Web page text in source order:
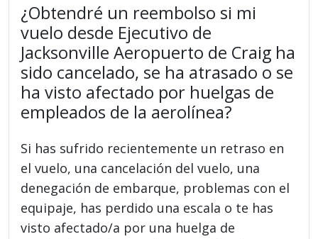
¿Obtendré un reembolso si mi
vuelo desde Ejecutivo de
Jacksonville Aeropuerto de Craig ha
sido cancelado, se ha atrasado o se
ha visto afectado por huelgas de
empleados de la aerolínea?
Si has sufrido recientemente un retraso en
el vuelo, una cancelación del vuelo, una
denegación de embarque, problemas con el
equipaje, has perdido una escala o te has
visto afectado/a por una huelga de